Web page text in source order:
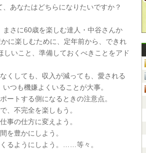
あなたはどちらになりたいですか？
さに60歳を楽しむ達人・中谷さんか
に楽しむために、定年前から、できれ
しいこと、準備しておくべきことをアド
くしても、収入が減っても、愛される
いつも機嫌よくいることが大事。
ートする側になるときの注意点。
、不完全を楽しもう。
事の仕方に変えよう。
を豊かにしよう。
るようにしよう。……等々。